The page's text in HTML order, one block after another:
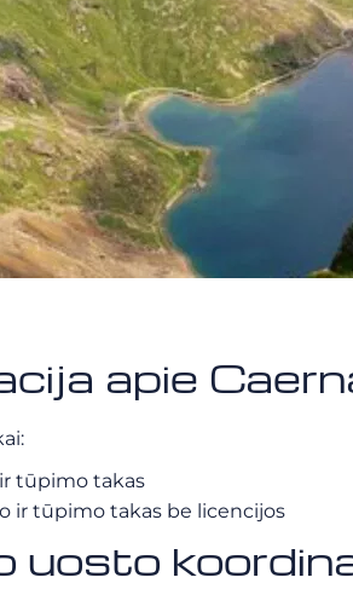
apie
tūpimo takas
ir tūpimo takas be licencijos
uosto